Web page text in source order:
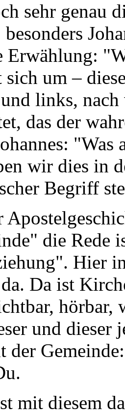
sehr genau
Erwählung:
sich um –
links,
das der
wir dies in
Begriff
die Rede
Hier
Da ist
hörbar,
und dieser
der
mit diesem